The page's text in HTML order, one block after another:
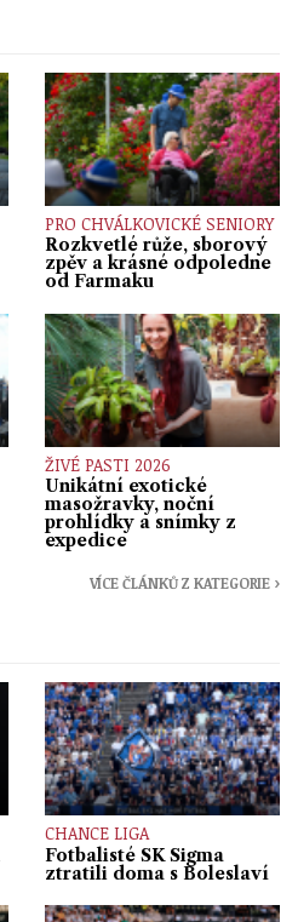
PRO CHVÁLKOVICKÉ SENIORY
Rozkvetlé růže, sborový
zpěv a krásné odpoledne
od Farmaku
ŽIVÉ PASTI 2026
Unikátní exotické
masožravky, noční
prohlídky a snímky z
expedice
VÍCE ČLÁNKŮ Z KATEGORIE ›
CHANCE LIGA
Fotbalisté SK Sigma
ztratili doma s Boleslaví